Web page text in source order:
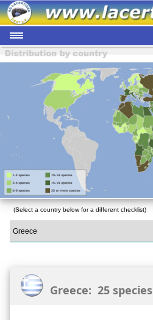
(Select a country below for a different checklist)
Greece: 25 species